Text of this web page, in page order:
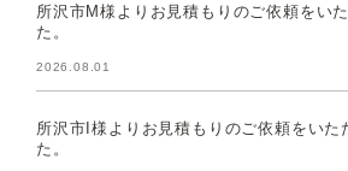
所沢市M様よりお見積もりのご依頼をい
た。
2026.08.01
所沢市I様よりお見積もりのご依頼をいた
た。